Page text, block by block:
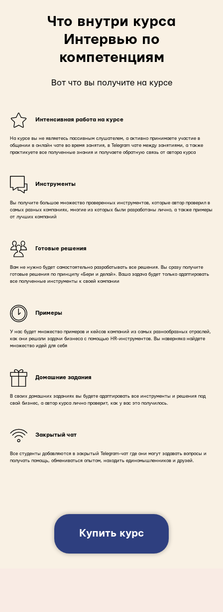
Что внутри курса
Интервью по
компетенциям
Вот что вы получите на курсе
Интенсивная работа на курсе
На курсе вы не являетесь пассивным слушателем, а активно принимаете участие в
общении в онлайн чате во время занятия, в Telegram чате между занятиями, а также
практикуете все полученные знания и получаете обратную связь от автора курса
Инструменты
Вы получите большое множество проверенных инструментов, которые автор проверил в
самых разных компаниях, многие из которых были разработаны лично, а также примеры
от лучших компаний
Готовые решения
Вам не нужно будет самостоятельно разрабатывать все решения. Вы сразу получите
готовые решения по принципу «Бери и делай». Ваша задача будет только адаптировать
все полученные инструменты к своей компании
Примеры
У нас будет множество примеров и кейсов компаний из самых разнообразных отраслей,
как они решали задачи бизнеса с помощью HR-инструментов. Вы наверняка найдете
множество идей для себя
Домашние задания
В своих домашних заданиях вы будете адаптировать все инструменты и решения под
свой бизнес, а автор курса лично проверит, как у вас это получилось.
Закрытый чат
Все студенты добавляются в закрытый Telegram-чат где они могут задавать вопросы и
получать помощь, обмениваться опытом, находить единомышленников и друзей.
Купить курс